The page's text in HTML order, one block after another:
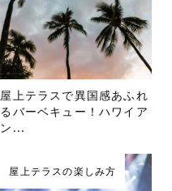
屋上テラスで異国感あふれ
るバーベキュー！ハワイア
ン...
屋上テラスの楽しみ方